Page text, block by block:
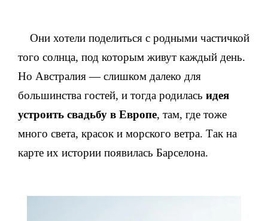
Они хотели поделиться с родными частичкой
того солнца, под которым живут каждый день.
Но Австралия — слишком далеко для
большинства гостей, и тогда родилась идея
устроить свадьбу в Европе, там, где тоже
много света, красок и морского ветра. Так на
карте их истории появилась Барселона.